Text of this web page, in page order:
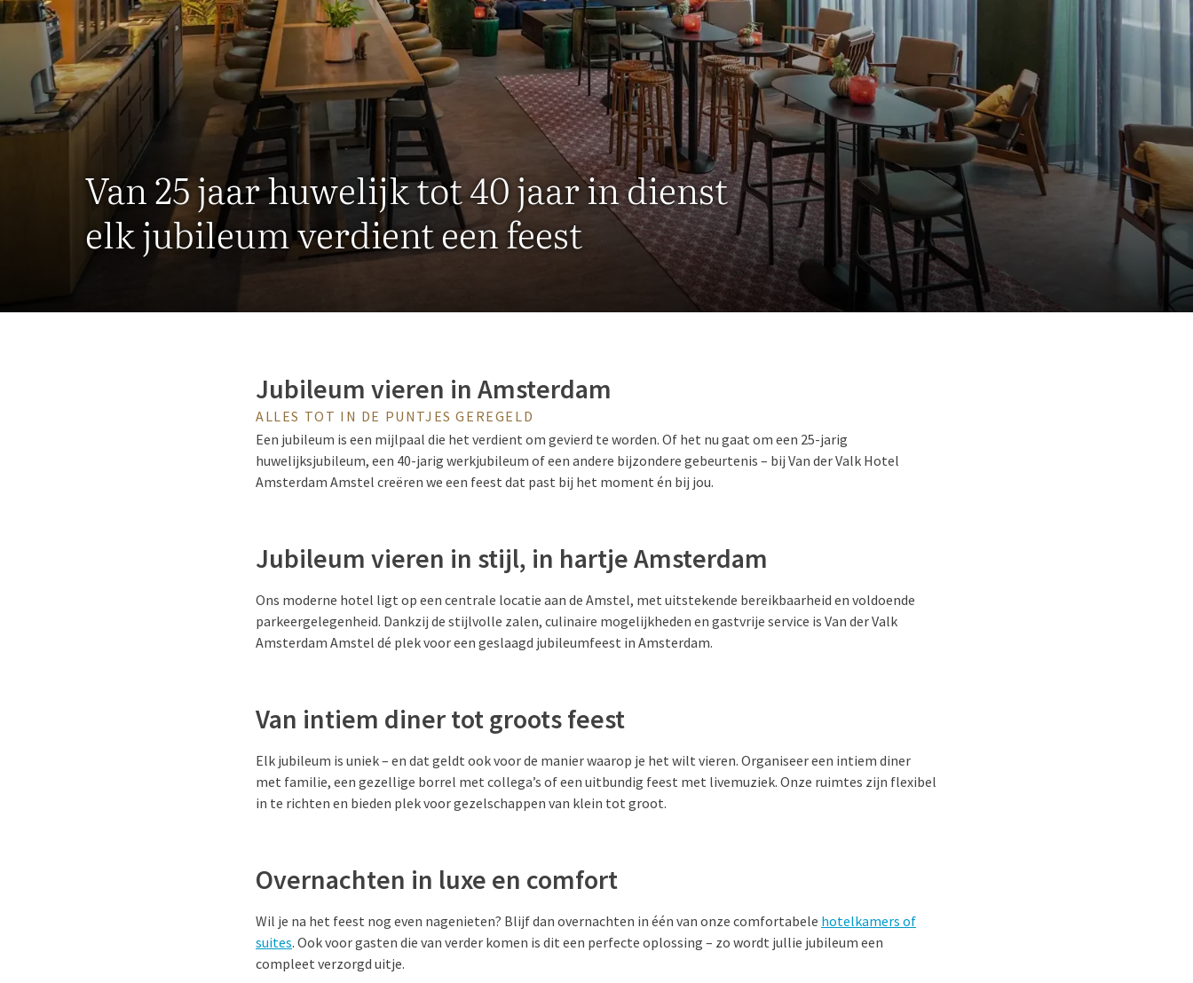
Van 25 jaar huwelijk tot 40 jaar in dienst
elk jubileum verdient een feest
Jubileum vieren in Amsterdam
ALLES TOT IN DE PUNTJES GEREGELD
Een jubileum is een mijlpaal die het verdient om gevierd te worden. Of het nu gaat om een 25-jarig
huwelijksjubileum, een 40-jarig werkjubileum of een andere bijzondere gebeurtenis – bij Van der Valk Hotel
Amsterdam Amstel creëren we een feest dat past bij het moment én bij jou.
Jubileum vieren in stijl, in hartje Amsterdam
Ons moderne hotel ligt op een centrale locatie aan de Amstel, met uitstekende bereikbaarheid en voldoende
parkeergelegenheid. Dankzij de stijlvolle zalen, culinaire mogelijkheden en gastvrije service is Van der Valk
Amsterdam Amstel dé plek voor een geslaagd jubileumfeest in Amsterdam.
Van intiem diner tot groots feest
Elk jubileum is uniek – en dat geldt ook voor de manier waarop je het wilt vieren. Organiseer een intiem diner
met familie, een gezellige borrel met collega’s of een uitbundig feest met livemuziek. Onze ruimtes zijn flexibel
in te richten en bieden plek voor gezelschappen van klein tot groot.
Overnachten in luxe en comfort
Wil je na het feest nog even nagenieten? Blijf dan overnachten in één van onze comfortabele hotelkamers of
suites. Ook voor gasten die van verder komen is dit een perfecte oplossing – zo wordt jullie jubileum een
compleet verzorgd uitje.